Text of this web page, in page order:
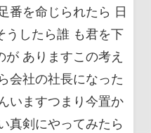
番を命じられたら 日
うしたら誰 も君を下
ありますこの考え
会社の社長になった
いますつまり今置か
真剣にやってみたら